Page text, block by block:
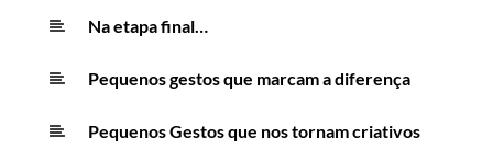
Na etapa final…
Pequenos gestos que marcam a diferença
Pequenos Gestos que nos tornam criativos